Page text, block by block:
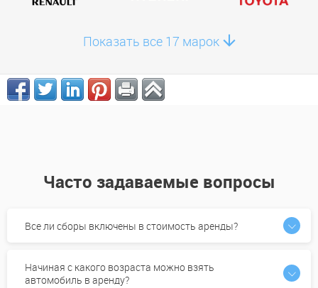
Показать все 17 марок
Часто задаваемые вопросы
Все ли сборы включены в стоимость аренды?
Начиная с какого возраста можно взять
автомобиль в аренду?